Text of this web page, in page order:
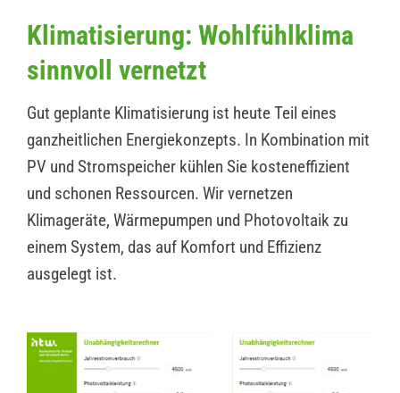
Klimatisierung: Wohlfühlklima
sinnvoll vernetzt
Gut geplante Klimatisierung ist heute Teil eines
ganzheitlichen Energiekonzepts. In Kombination mit
PV und Stromspeicher kühlen Sie kosteneffizient
und schonen Ressourcen. Wir vernetzen
Klimageräte, Wärmepumpen und Photovoltaik zu
einem System, das auf Komfort und Effizienz
ausgelegt ist.